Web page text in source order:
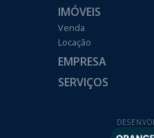
IMÓVEIS
Venda
Locação
EMPRESA
SERVIÇOS